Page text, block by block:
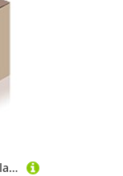
'J.Lindeberg Golf Leonor Midlayer 1/4 Zip Damen navy'